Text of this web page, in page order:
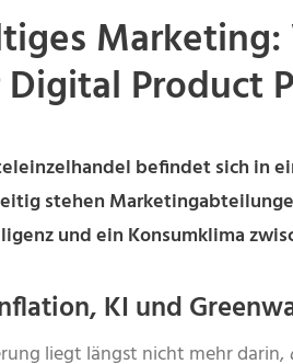
Product
befindet sich in
stehen
und ein Konsumklima
KI und
liegt längst nicht mehr darin,